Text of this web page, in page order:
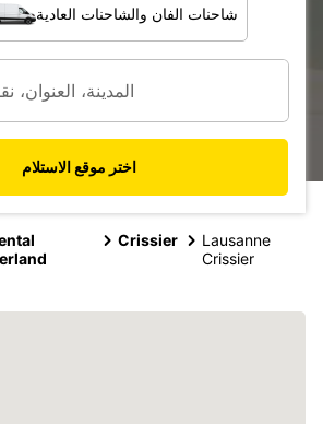
شاحنات الفان والشاحنات العادية
اختر موقع الاستلام
Crissier
Lausanne
Crissier